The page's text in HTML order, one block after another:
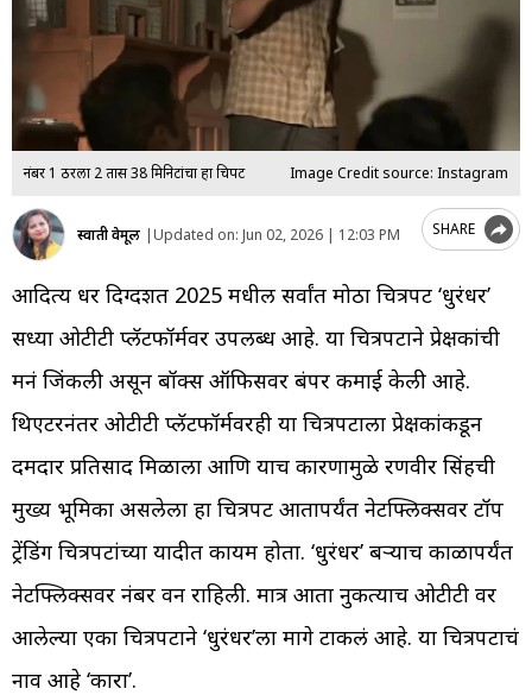
नंबर 1 ठरला 2 तास 38 मिनिटांचा हा चित्रपट Image Credit source: Instagram
स्वाती वेमूल |Updated on: Jun 02, 2026 | 12:03 PM SHARE
आदित्य धर दिग्दर्शित 2025 मधील सर्वांत मोठा चित्रपट ‘धुरंधर’
सध्या ओटीटी प्लॅटफॉर्मवर उपलब्ध आहे. या चित्रपटाने प्रेक्षकांची
मनं जिंकली असून बॉक्स ऑफिसवर बंपर कमाई केली आहे.
थिएटरनंतर ओटीटी प्लॅटफॉर्मवरही या चित्रपटाला प्रेक्षकांकडून
दमदार प्रतिसाद मिळाला आणि याच कारणामुळे रणवीर सिंहची
मुख्य भूमिका असलेला हा चित्रपट आतापर्यंत नेटफ्लिक्सवर टॉप
ट्रेंडिंग चित्रपटांच्या यादीत कायम होता. ‘धुरंधर’ बऱ्याच काळापर्यंत
नेटफ्लिक्सवर नंबर वन राहिली. मात्र आता नुकत्याच ओटीटी वर
आलेल्या एका चित्रपटाने ‘धुरंधर’ला मागे टाकलं आहे. या चित्रपटाचं
नाव आहे ‘कारा’.